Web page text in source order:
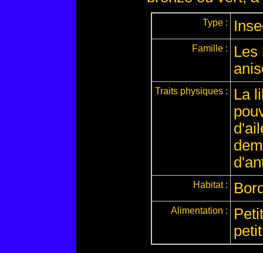
Type :
Famille :
Les
Traits physiques :
La
Habitat :
Alimentation :